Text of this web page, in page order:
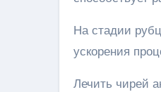
На стадии
ускорения
Лечить чирей